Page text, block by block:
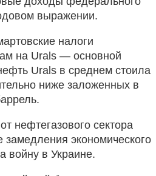
выражении.
налоги
на Urals — основной
Urals в среднем стоила
ниже заложенных в
нефтегазового сектора
экономического
войну в Украине.